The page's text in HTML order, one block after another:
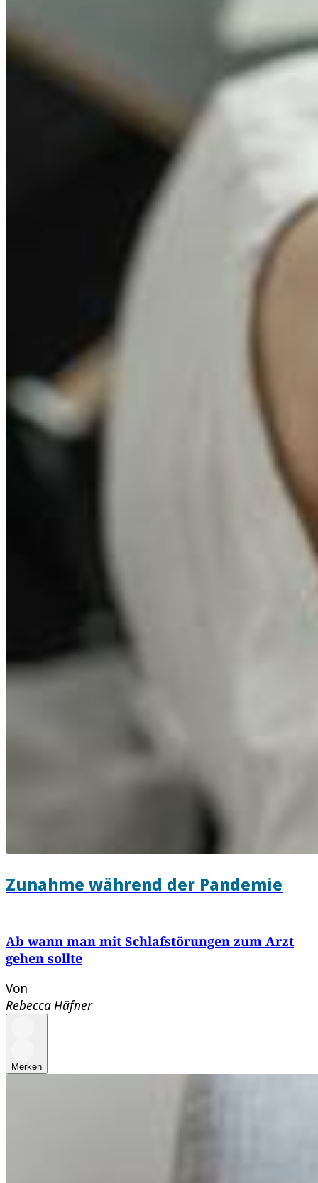
Zunahme während der Pandemie
Ab wann man mit Schlafstörungen zum Arzt
gehen sollte
Von
Rebecca Häfner
Merken